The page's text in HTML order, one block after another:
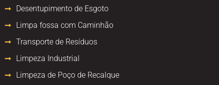
Desentupimento de Esgoto
Limpa fossa com Caminhão
Transporte de Resíduos
Limpeza Industrial
Limpeza de Poço de Recalque